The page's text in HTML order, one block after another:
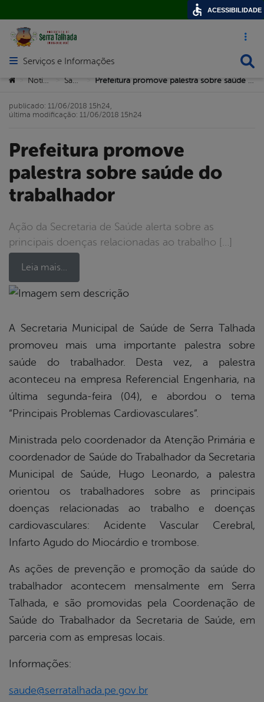
Acesso
Abrir menu principal de navegação
Serviços e Informações
Você está aqui:
> Notícias > >
Prefeitura promove
palestra sobre saúde do
trabalhador
Ação da Secretaria de Saúde alerta sobre as
principais doenças relacionadas ao trabalho […]
Leia mais…
publicado: 11/06/2018 15h24,
última modificação: 11/06/2018 15h24
A Secretaria Municipal de Saúde de Serra Talhada
promoveu mais uma importante palestra sobre
saúde do trabalhador. Desta vez, a palestra
aconteceu na empresa Referencial Engenharia, na
última segunda-feira (04), e abordou o tema
“Principais Problemas Cardiovasculares”.
Ministrada pelo coordenador da Atenção Primária e
coordenador de Saúde do Trabalhador da Secretaria
Municipal de Saúde, Hugo Leonardo, a palestra
orientou os trabalhadores sobre as principais
doenças relacionadas ao trabalho e doenças
cardiovasculares: Acidente Vascular Cerebral,
Infarto Agudo do Miocárdio e trombose.
As ações de prevenção e promoção da saúde do
trabalhador acontecem mensalmente em Serra
Talhada, e são promovidas pela Coordenação de
Saúde do Trabalhador da Secretaria de Saúde, em
parceria com as empresas locais.
Informações:
saude@serratalhada.pe.gov.br
ACESSIBILIDADE